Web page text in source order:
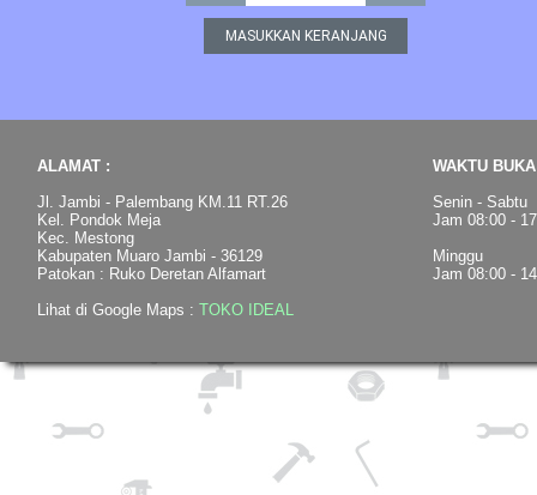
ALAMAT :
Jl. Jambi - Palembang KM.11 RT.26
Kel. Pondok Meja
Kec. Mestong
Kabupaten Muaro Jambi - 36129
Patokan : Ruko Deretan Alfamart
Lihat di Google Maps : TOKO IDEAL
WAKTU
Senin - Sabtu
Jam 08:00 -
Minggu
Jam 08:00 -